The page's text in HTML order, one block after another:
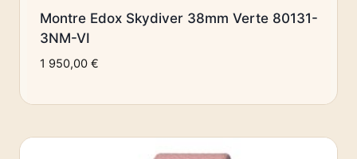
Montre Edox Skydiver 38mm Verte 80131-
3NM-VI
1 950,00 €